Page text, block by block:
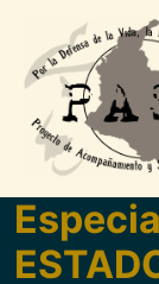
Pasar al